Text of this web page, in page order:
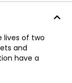
lives of two
and
have a